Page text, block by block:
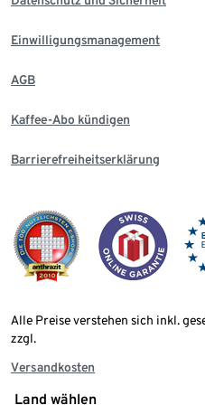
Einwilligungsmanagement
AGB
Kaffee-Abo kündigen
Barrierefreiheitserklärung
Alle Preise verstehen sich inkl.
zzgl.
Versandkosten
Land wählen